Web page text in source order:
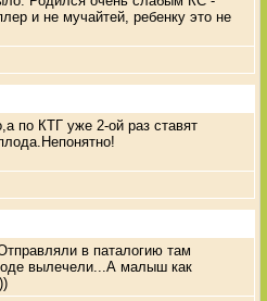
и не мучайтей, ребенку это не
по КТГ уже 2-ой раз ставят
в паталогию там
вылечели...А малыш как